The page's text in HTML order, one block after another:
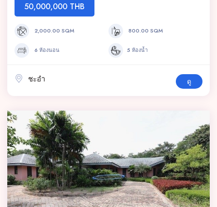
50,000,000 THB
2,000.00 SQM 800.00 SQM
6 ห้องนอน 5 ห้องน้ำ
ชะอำ ดู